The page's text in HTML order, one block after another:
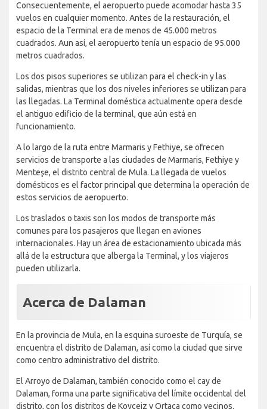
Consecuentemente, el aeropuerto puede acomodar hasta 35
vuelos en cualquier momento. Antes de la restauración, el
espacio de la Terminal era de menos de 45.000 metros
cuadrados. Aun así, el aeropuerto tenía un espacio de 95.000
metros cuadrados.
Los dos pisos superiores se utilizan para el check-in y las
salidas, mientras que los dos niveles inferiores se utilizan para
las llegadas. La Terminal doméstica actualmente opera desde
el antiguo edificio de la terminal, que aún está en
funcionamiento.
A lo largo de la ruta entre Marmaris y Fethiye, se ofrecen
servicios de transporte a las ciudades de Marmaris, Fethiye y
Menteşe, el distrito central de Mula. La llegada de vuelos
domésticos es el factor principal que determina la operación de
estos servicios de aeropuerto.
Los traslados o taxis son los modos de transporte más
comunes para los pasajeros que llegan en aviones
internacionales. Hay un área de estacionamiento ubicada más
allá de la estructura que alberga la Terminal, y los viajeros
pueden utilizarla.
Acerca de Dalaman
En la provincia de Mula, en la esquina suroeste de Turquía, se
encuentra el distrito de Dalaman, así como la ciudad que sirve
como centro administrativo del distrito.
El Arroyo de Dalaman, también conocido como el cay de
Dalaman, forma una parte significativa del límite occidental del
distrito, con los distritos de Koyceiz y Ortaca como vecinos.